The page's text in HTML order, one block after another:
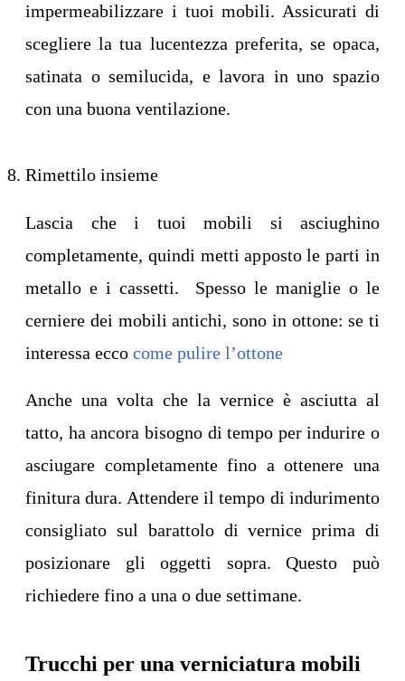
impermeabilizzare i tuoi mobili. Assicurati di
scegliere la tua lucentezza preferita, se opaca,
satinata o semilucida, e lavora in uno spazio
con una buona ventilazione.
Rimettilo insieme
Lascia che i tuoi mobili si asciughino
completamente, quindi metti apposto le parti in
metallo e i cassetti. Spesso le maniglie o le
cerniere dei mobili antichi, sono in ottone: se ti
interessa ecco come pulire l’ottone
Anche una volta che la vernice è asciutta al
tatto, ha ancora bisogno di tempo per indurire o
asciugare completamente fino a ottenere una
finitura dura. Attendere il tempo di indurimento
consigliato sul barattolo di vernice prima di
posizionare gli oggetti sopra. Questo può
richiedere fino a una o due settimane.
Trucchi per una verniciatura mobili